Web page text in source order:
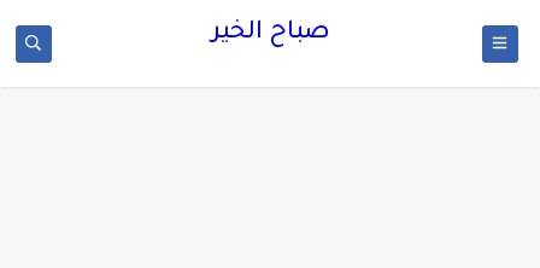
صباح الخير